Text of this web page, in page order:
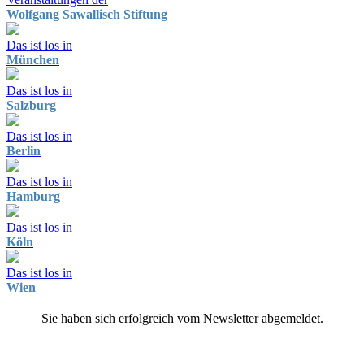
Wolfgang Sawallisch Stiftung
Das ist los in
München
Das ist los in
Salzburg
Das ist los in
Berlin
Das ist los in
Hamburg
Das ist los in
Köln
Das ist los in
Wien
Sie haben sich erfolgreich vom Newsletter abgemeldet.